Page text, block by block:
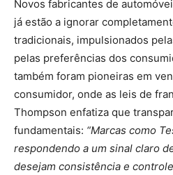
Novos fabricantes de
já estão a ignorar
tradicionais, impulsionados
pelas preferências dos
também foram pioneiras em
consumidor, onde as leis de
Thompson enfatiza que
fundamentais: “Marcas como
respondendo a um sinal claro
desejam consistência e